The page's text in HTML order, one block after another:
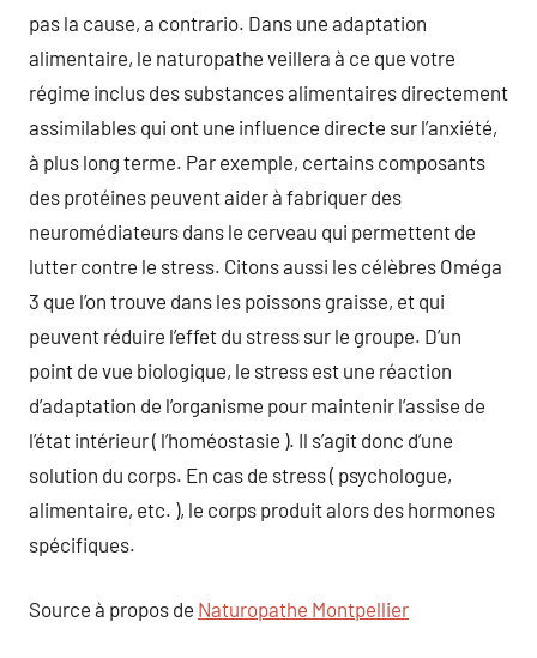
pas la cause, a contrario. Dans une adaptation
alimentaire, le naturopathe veillera à ce que votre
régime inclus des substances alimentaires directement
assimilables qui ont une influence directe sur l’anxiété,
à plus long terme. Par exemple, certains composants
des protéines peuvent aider à fabriquer des
neuromédiateurs dans le cerveau qui permettent de
lutter contre le stress. Citons aussi les célèbres Oméga
3 que l’on trouve dans les poissons graisse, et qui
peuvent réduire l’effet du stress sur le groupe. D’un
point de vue biologique, le stress est une réaction
d’adaptation de l’organisme pour maintenir l’assise de
l’état intérieur ( l’homéostasie ). Il s’agit donc d’une
solution du corps. En cas de stress ( psychologue,
alimentaire, etc. ), le corps produit alors des hormones
spécifiques.
Source à propos de Naturopathe Montpellier